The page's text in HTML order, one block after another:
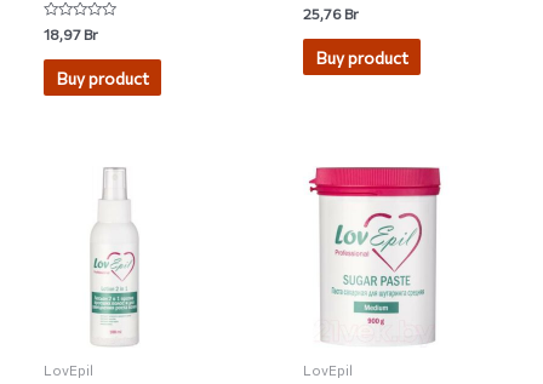
Rated
0
out
18,97Br
Buy product
Rated
5.00
out of 5
25,76Br
Buy product
LovEpil LovEpil